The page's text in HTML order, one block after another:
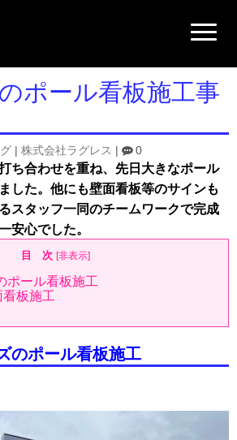
N
a
i
g
a
t
o
ポール看板施工事
株式会社ラグレス 0
ち合わせを重ね、先日大きなポール
した。他にも壁面看板等のサインも
スタッフ一同のチームワークで完成
安心でした。
目 次 [非表示]
ポール看板施工
看板施工
のポール看板施工